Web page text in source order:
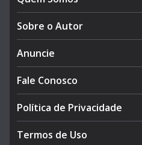
Sobre o Autor
Anuncie
Fale Conosco
Política de Privacidade
Termos de Uso